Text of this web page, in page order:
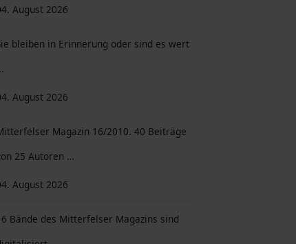
August 2026
bleiben in Erinnerung oder sind es wert
August 2026
Magazin 16/2010. 40 Beiträge
25 Autoren …
August 2026
Bände des Mitterfelser Magazins sind